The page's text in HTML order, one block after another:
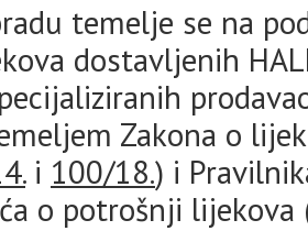
temelje se na
dostavljenih
Zakona o
i 100/18.) i
o potrošnji